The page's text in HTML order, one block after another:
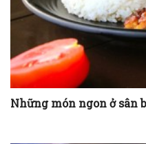
Những món ngon ở sân